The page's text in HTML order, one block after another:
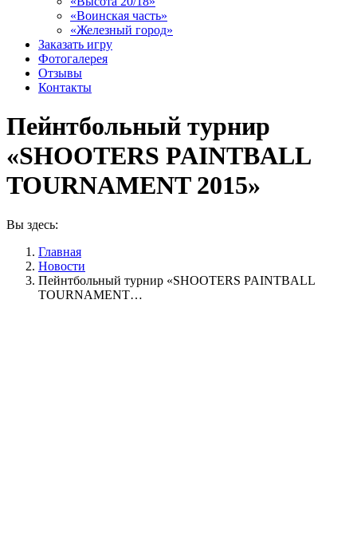
«Воинская часть»
«Железный город»
Заказать игру
Фотогалерея
Отзывы
Контакты
Пейнтбольный турнир
«SHOOTERS PAINTBALL
TOURNAMENT 2015»
Вы здесь:
Главная
Новости
Пейнтбольный турнир «SHOOTERS PAINTBALL
TOURNAMENT…